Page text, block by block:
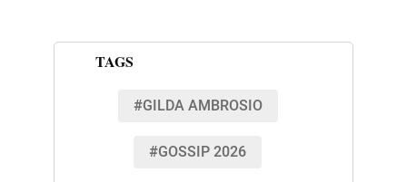
TAGS
#GILDA AMBROSIO
#GOSSIP 2026